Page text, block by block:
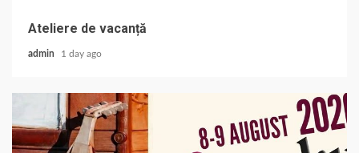
Ateliere de vacanță
admin 1 day ago